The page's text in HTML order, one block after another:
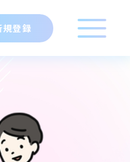
規登録